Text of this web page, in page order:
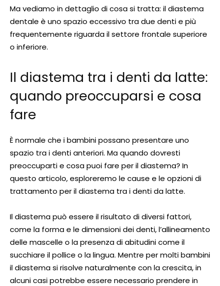
Ma vediamo in dettaglio di cosa si tratta: il diastema
dentale è uno spazio eccessivo tra due denti e più
frequentemente riguarda il settore frontale superiore
o inferiore.
Il diastema tra i denti da latte:
quando preoccuparsi e cosa
fare
È normale che i bambini possano presentare uno
spazio tra i denti anteriori. Ma quando dovresti
preoccuparti e cosa puoi fare per il diastema? In
questo articolo, esploreremo le cause e le opzioni di
trattamento per il diastema tra i denti da latte.
Il diastema può essere il risultato di diversi fattori,
come la forma e le dimensioni dei denti, l’allineamento
delle mascelle o la presenza di abitudini come il
succhiare il pollice o la lingua. Mentre per molti bambini
il diastema si risolve naturalmente con la crescita, in
alcuni casi potrebbe essere necessario prendere in